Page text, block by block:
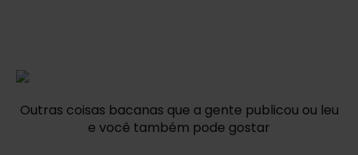
Outras coisas bacanas que a gente publicou ou leu
e você também pode gostar